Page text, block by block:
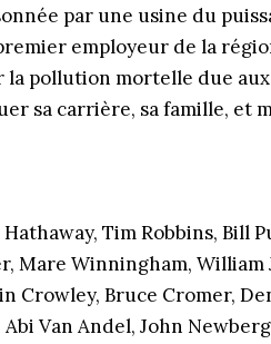
par une usine du
employeur de la
la pollution mortelle due
sa carrière, sa famille, et
Tim Robbins, Bill
Mare Winningham, William
Crowley, Bruce Cromer,
Van Andel, John